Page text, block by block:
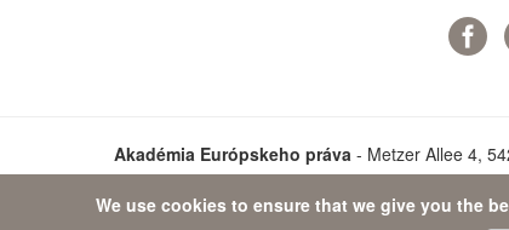
We use cookies to ensure that we give you the
Akadémia Európskeho práva - Metzer Allee 4,